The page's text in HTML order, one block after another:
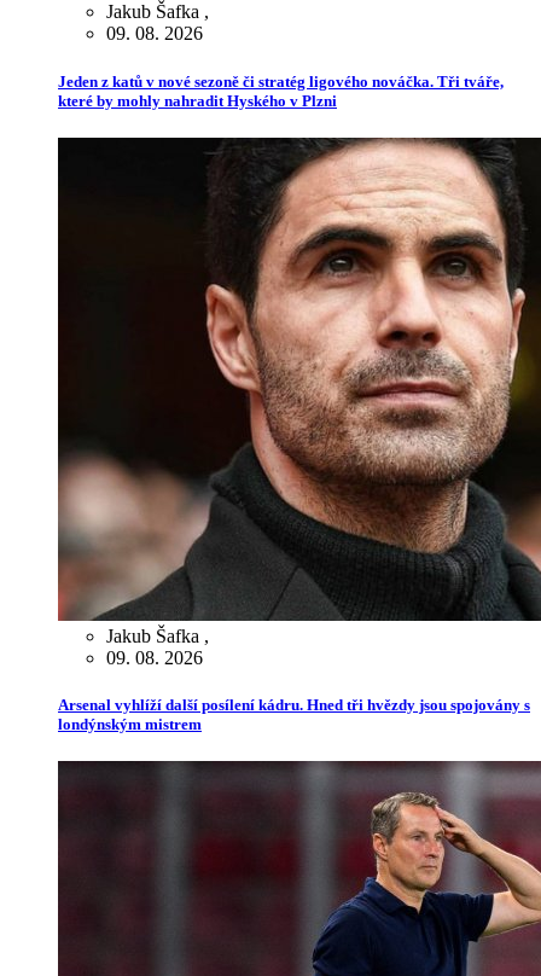
Jakub Šafka ,
09. 08. 2026
Jeden z katů v nové sezoně či stratég ligového nováčka. Tři tváře,
které by mohly nahradit Hyského v Plzni
Jakub Šafka ,
09. 08. 2026
Arsenal vyhlíží další posílení kádru. Hned tři hvězdy jsou spojovány s
londýnským mistrem